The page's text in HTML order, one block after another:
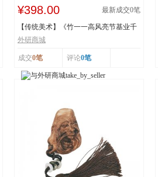
¥398.00 最新成交0笔
【传统美术】《竹一一高风亮节基业千
秋》 福禄亿家...
外研商城
成交0笔 评论0笔